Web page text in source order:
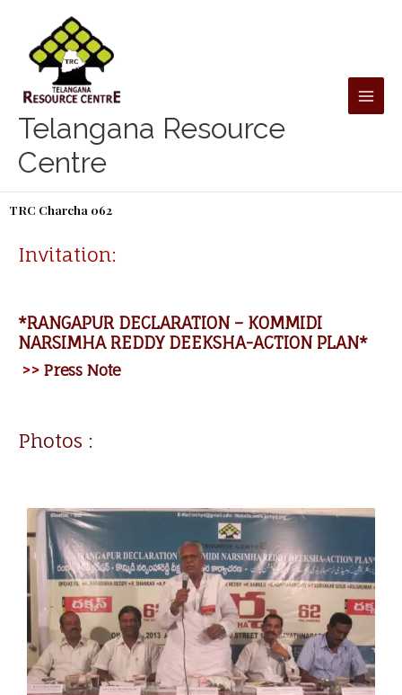
content
Telangana Resource
Centre
TRC Charcha 062
Invitation:
*RANGAPUR DECLARATION – KOMMIDI
NARSIMHA REDDY DEEKSHA-ACTION PLAN*
>> Press Note
Photos :